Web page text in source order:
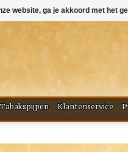
Tabakspijpen Klantenservice
website, ga je akkoord met het